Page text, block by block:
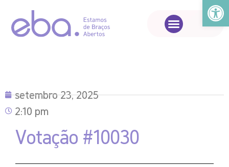
Abrir
setembro 23, 2025
2:10 pm
Votação #10030